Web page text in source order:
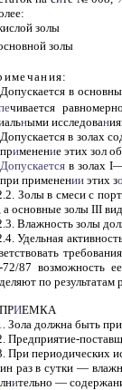
золы
золы
в
чивается
ными исследован
в золах
именение этих зол
Допускается в золах
применении этих зо
Золы в смеси с
а основные золы III
Влажность золы
Удельная
87 возможность
по результатам
ИЕМКА
Зола должна быть
Предприятие-
При периодических
раз в сутки —
ительно —